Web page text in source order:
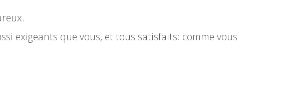
exigeants que vous, et tous satisfaits: comme vous